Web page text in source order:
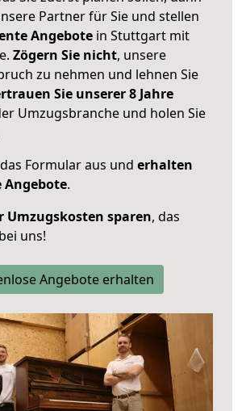
Partner für Sie und stellen
Angebote in Stuttgart mit
Zögern Sie nicht, unsere
zu nehmen und lehnen Sie
Sie unserer 8 Jahre
Umzugsbranche und holen Sie
Formular aus und erhalten
Angebote.
Umzugskosten sparen, das
uns!
Angebote erhalten